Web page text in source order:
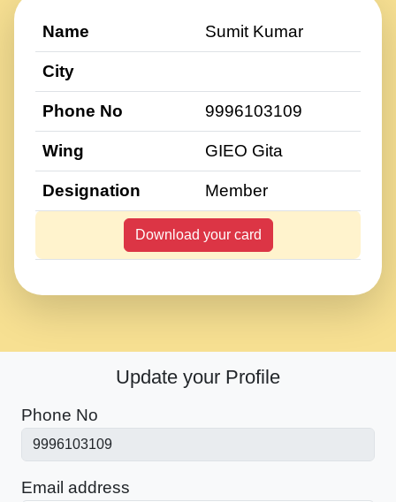
Name Sumit Kumar
City
Phone No 9996103109
Wing GIEO Gita
Designation Member
Download your card
Update your Profile
Phone No
Email address